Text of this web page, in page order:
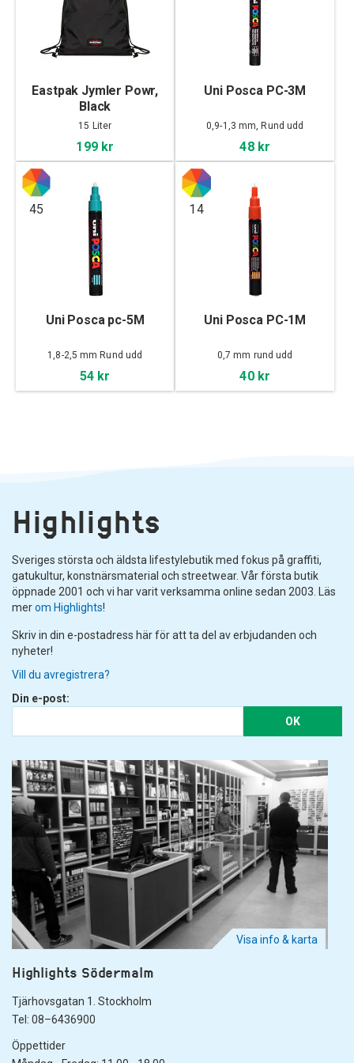
Eastpak Jymler Powr,
Black
15 Liter
199 kr
Uni Posca PC-3M
0,9-1,3 mm, Rund udd
48 kr
45
Uni Posca pc-5M
1,8-2,5 mm Rund udd
54 kr
14
Uni Posca PC-1M
0,7 mm rund udd
40 kr
Highlights
Sveriges största och äldsta lifestylebutik med fokus på graffiti,
gatukultur, konstnärsmaterial och streetwear. Vår första butik
öppnade 2001 och vi har varit verksamma online sedan 2003. Läs
merom Highlights!
Skriv in din e-postadress här för att ta del av erbjudanden och
nyheter!
Vill du avregistrera?
Din e-post:
OK
Visa info & karta
Highlights Södermalm
Tjärhovsgatan 1. Stockholm
Tel: 08–6436900
Öppettider